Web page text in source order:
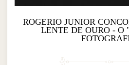
ROGERIO JUNIOR
LENTE DE OURO - O